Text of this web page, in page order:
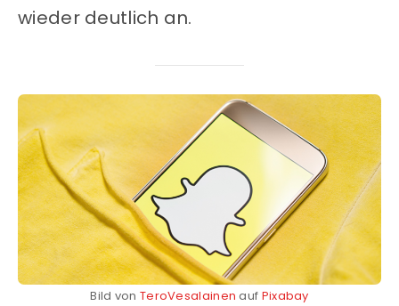
wieder deutlich an.
Bild von TeroVesalainen auf Pixabay